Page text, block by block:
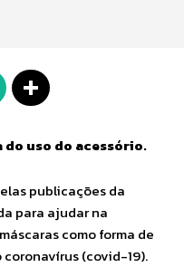
uso do acessório.
publicações da
para ajudar na
como forma de
(covid-19).